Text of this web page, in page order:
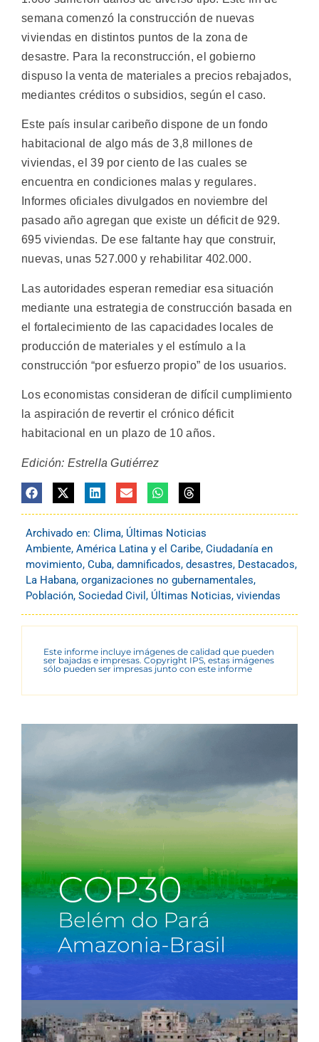
semana comenzó la construcción de nuevas
viviendas en distintos puntos de la zona de
desastre. Para la reconstrucción, el gobierno
dispuso la venta de materiales a precios rebajados,
mediantes créditos o subsidios, según el caso.
Este país insular caribeño dispone de un fondo
habitacional de algo más de 3,8 millones de
viviendas, el 39 por ciento de las cuales se
encuentra en condiciones malas y regulares.
Informes oficiales divulgados en noviembre del
pasado año agregan que existe un déficit de 929.
695 viviendas. De ese faltante hay que construir,
nuevas, unas 527.000 y rehabilitar 402.000.
Las autoridades esperan remediar esa situación
mediante una estrategia de construcción basada en
el fortalecimiento de las capacidades locales de
producción de materiales y el estímulo a la
construcción “por esfuerzo propio” de los usuarios.
Los economistas consideran de difícil cumplimiento
la aspiración de revertir el crónico déficit
habitacional en un plazo de 10 años.
Edición: Estrella Gutiérrez
Archivado en: Clima, Últimas Noticias
Ambiente, América Latina y el Caribe, Ciudadanía en
movimiento, Cuba, damnificados, desastres, Destacados,
La Habana, organizaciones no gubernamentales,
Población, Sociedad Civil , Últimas Noticias, viviendas
Este informe incluye imágenes de calidad que pueden
ser bajadas e impresas. Copyright IPS, estas imágenes
sólo pueden ser impresas junto con este informe